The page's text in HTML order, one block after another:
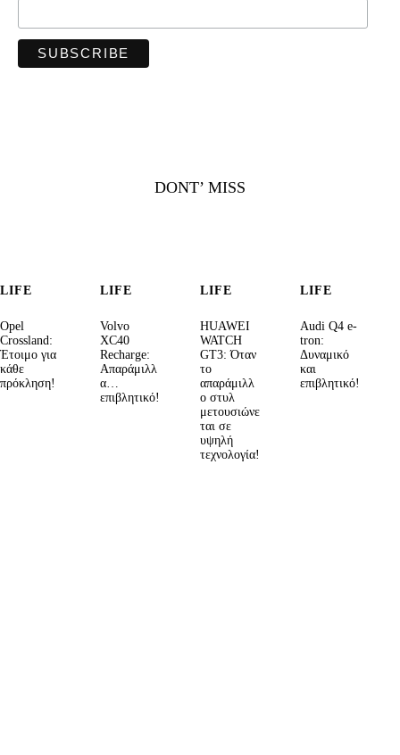
DONT’ MISS
LIFE
Opel
Crossland:
Έτοιμο για
κάθε
πρόκληση!
LIFE
Volvo
XC40
Recharge:
Απαράμιλλ
α…
επιβλητικό!
LIFE
HUAWEI
WATCH
GT3: Όταν
το
απαράμιλλ
ο στυλ
μετουσιώνε
ται σε
υψηλή
τεχνολογία!
LIFE
Audi Q4 e-
tron:
Δυναμικό
και
επιβλητικό!